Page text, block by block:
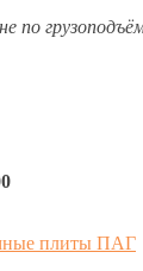
по
плиты ПАГ